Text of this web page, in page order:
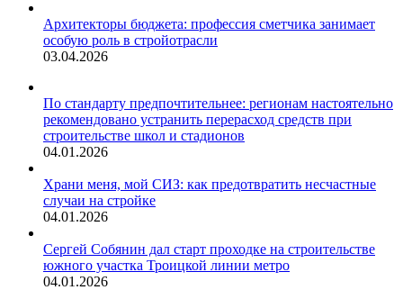
Архитекторы бюджета: профессия сметчика занимает
особую роль в стройотрасли
03.04.2026
По стандарту предпочтительнее: регионам настоятельно
рекомендовано устранить перерасход средств при
строительстве школ и стадионов
04.01.2026
Храни меня, мой СИЗ: как предотвратить несчастные
случаи на стройке
04.01.2026
Сергей Собянин дал старт проходке на строительстве
южного участка Троицкой линии метро
04.01.2026